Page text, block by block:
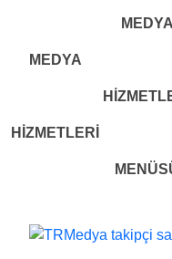
MEDYA
HIZMETLERI